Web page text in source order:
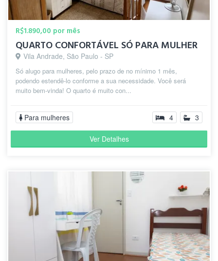
R$1.890,00 por mês
QUARTO CONFORTÁVEL SÓ PARA MULHER
Vila Andrade, São Paulo - SP
Só alugo para mulheres, pelo prazo de no mínimo 1 mês,
podendo estendê-lo conforme a sua necessidade. Você será
muito bem-vinda! O quarto é muito con...
Para mulheres 4 3
Ver Detalhes